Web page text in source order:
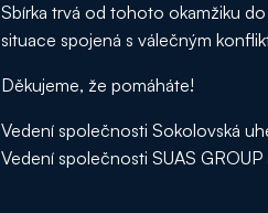
Sbírka trvá od tohoto okamžiku
situace spojená s válečným
Děkujeme, že pomáháte!
Vedení společnosti Sokolovská
Vedení společnosti SUAS GROUP